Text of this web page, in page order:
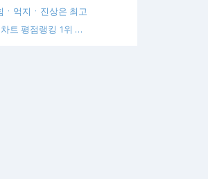
ㆍ억지ㆍ진상은 최고
트 평점랭킹 1위 …